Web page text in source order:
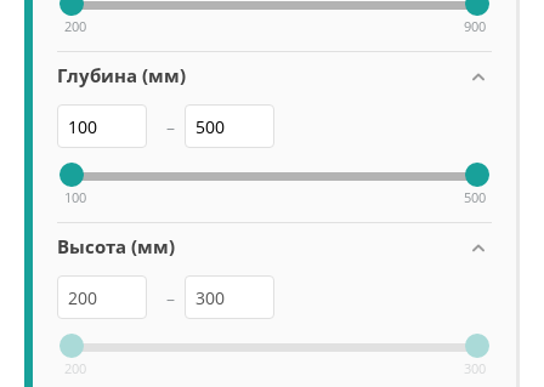
200 900
Глубина (мм)
–
100 500
Высота (мм)
–
200 300